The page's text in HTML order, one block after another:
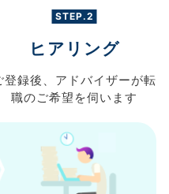
STEP.2
ヒアリング
登録後、 アドバイザーが転
職のご希望を伺います